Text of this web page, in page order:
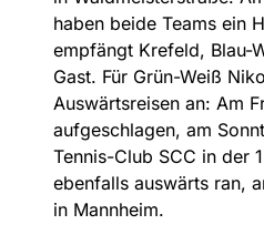
haben beide Teams ein
empfängt Krefeld, Blau-
Gast. Für Grün-Weiß
Auswärtsreisen an: Am
aufgeschlagen, am
Tennis-Club SCC in der
ebenfalls auswärts ran,
in Mannheim.